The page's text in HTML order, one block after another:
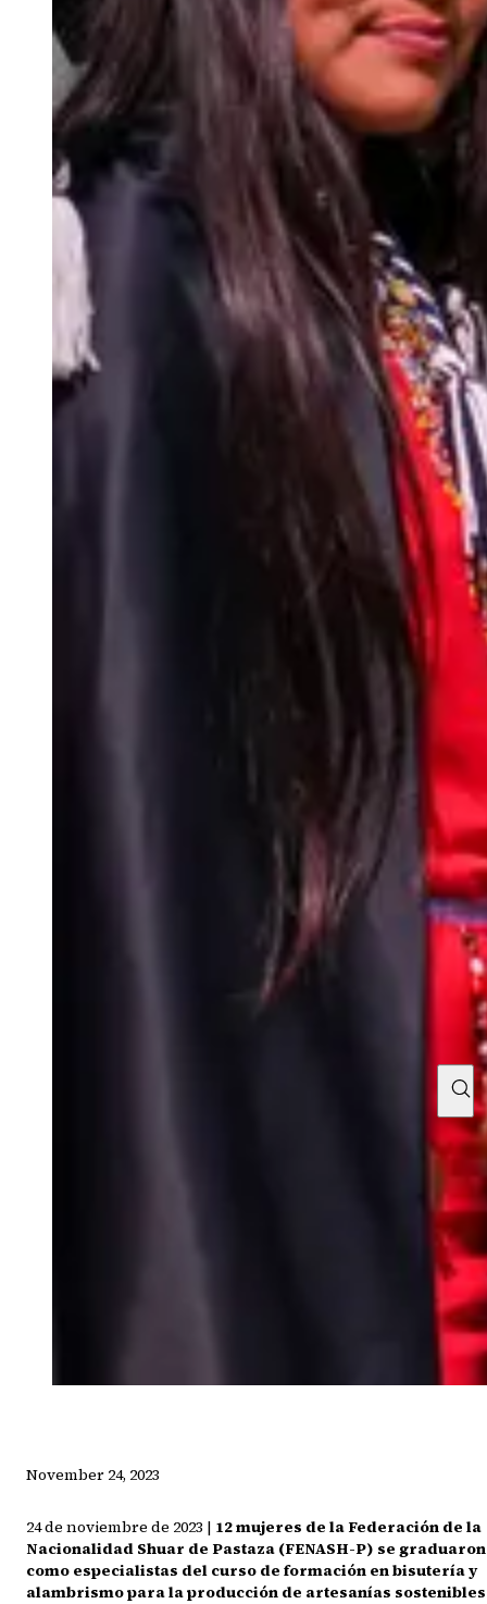
November 24, 2023
24 de noviembre de 2023 | 12 mujeres de la Federación de la
Nacionalidad Shuar de Pastaza (FENASH-P) se graduaron
como especialistas del curso de formación en bisutería y
alambrismo para la producción de artesanías